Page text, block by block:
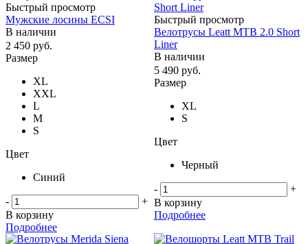
Быстрый просмотр
Мужские лосины ECSI
В наличии
2 450 руб.
Размер
XL
XXL
L
M
S
Цвет
Синий
-
+
В корзину
Подробнее
Быстрый просмотр
Велотрусы Leatt MTB 2.0 Short
Liner
В наличии
5 490 руб.
Размер
XL
S
Цвет
Черный
-
+
В корзину
Подробнее